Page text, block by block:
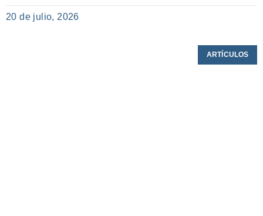
20 de julio, 2026
ARTÍCULOS